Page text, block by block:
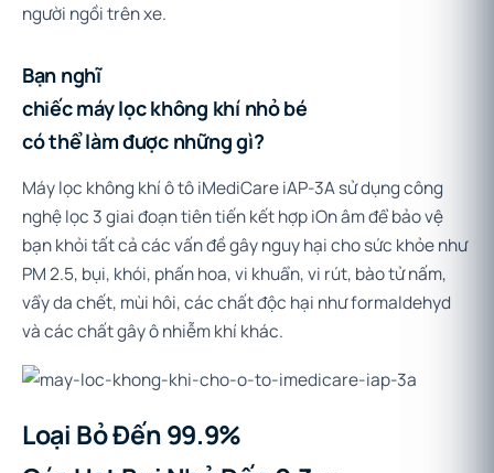
người ngồi trên xe.
Bạn nghĩ
chiếc máy lọc không khí nhỏ bé
có thể làm được những gì?
Máy lọc không khí ô tô iMediCare iAP-3A sử dụng công
nghệ lọc 3 giai đoạn tiên tiến kết hợp iOn âm để bảo vệ
bạn khỏi tất cả các vấn đề gây nguy hại cho sức khỏe như
PM 2.5, bụi, khói, phấn hoa, vi khuẩn, vi rút, bào tử nấm,
vẩy da chết, mùi hôi, các chất độc hại như formaldehyd
và các chất gây ô nhiễm khí khác.
Loại Bỏ Đến 99.9%